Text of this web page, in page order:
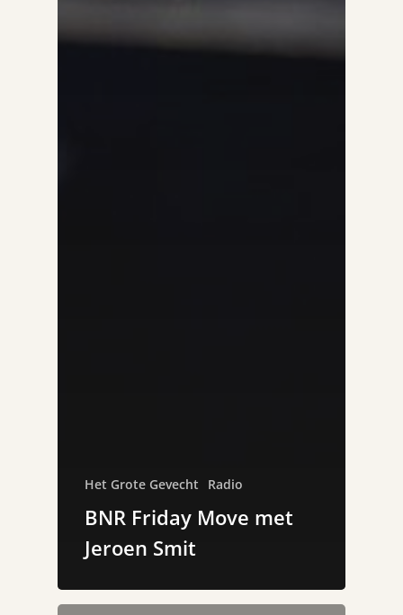
Het Grote Gevecht Radio
BNR Friday Move met
Jeroen Smit